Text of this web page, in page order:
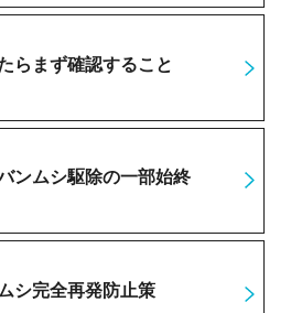
らまず確認すること
ンムシ駆除の一部始終
シ完全再発防止策